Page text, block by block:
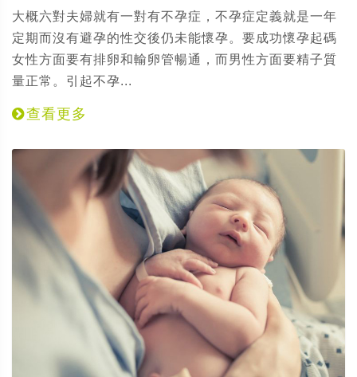
大概六對夫婦就有一對有不孕症，不孕症定義就是一年
定期而沒有避孕的性交後仍未能懷孕。要成功懷孕起碼
女性方面要有排卵和輸卵管暢通，而男性方面要精子質
量正常。引起不孕...
查看更多